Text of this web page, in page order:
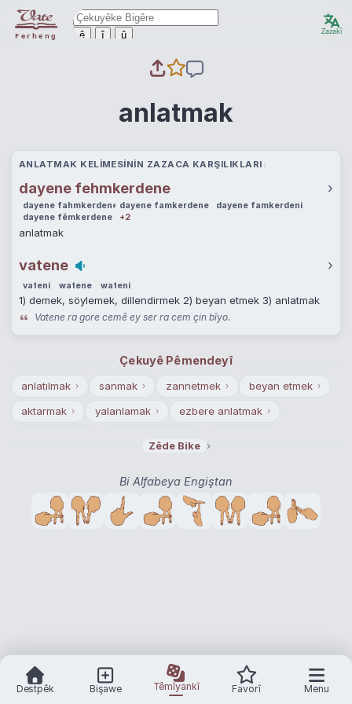
Ferheng ê î û Zazakî
anlatmak
ANLATMAK KELIMESININ ZAZACA KARŞILIKLARI
dayene fehmkerdene ›
dayene fahmkerdene dayene famkerdene
dayene famkerdeni
dayene fêmkerdene
+2
anlatmak
vatene ›
vateni watene wateni
1) demek, söylemek, dillendirmek 2) beyan etmek 3) anlatmak
Vatene ra gore cemê ey ser ra cem çin bîyo.
Çekuyê Pêmendeyî
anlatılmak › sanmak › zannetmek › beyan etmek ›
aktarmak › yalanlamak › ezbere anlatmak ›
ağzına geleni söylemek ›
Zêde Bike ›
Bi Alfabeya Engiştan
Destpêk Bişawe Têmîyankî Favorî Menu